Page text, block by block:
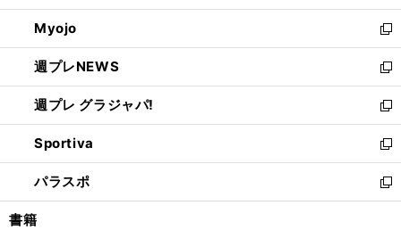
開
く
ウ
で
開
く
ン
ド
ウ
で
開
く
ウ
ィ
ン
ド
ウ
で
開
く
Myojo
新
し
い
ウ
ィ
ン
ド
ウ
で
開
週プレNEWS
新
し
い
ウ
ィ
ン
ド
ウ
週プレ グラジャパ!
新
し
い
ウ
ィ
ン
Sportiva
新
し
い
ウ
パラスポ
新
し
書籍